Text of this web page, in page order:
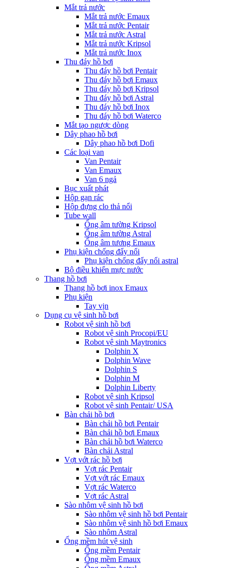
Mắt trả nước
Mắt trả nước Emaux
Mắt trả nước Pentair
Mắt trả nước Astral
Mắt trả nước Kripsol
Mắt trả nước Inox
Thu đáy hồ bơi
Thu đáy hồ bơi Pentair
Thu đáy hồ bơi Emaux
Thu đáy hồ bơi Kripsol
Thu đáy hồ bơi Astral
Thu đáy hồ bơi Inox
Thu đáy hồ bơi Waterco
Mắt tạo ngược dòng
Dây phao hồ bơi
Dây phao hồ bơi Dofi
Các loại van
Van Pentair
Van Emaux
Van 6 ngả
Bục xuất phát
Hộp gạn rác
Hộp đựng clo thả nổi
Tube wall
Ống âm tường Kripsol
Ống âm tường Astral
Ống âm tương Emaux
Phụ kiện chống đẩy nổi
Phụ kiện chống đẩy nổi astral
Bộ điều khiển mực nước
Thang hồ bơi
Thang hồ bơi inox Emaux
Phụ kiện
Tay vịn
Dụng cụ vệ sinh hồ bơi
Robot vệ sinh hồ bơi
Robot vệ sinh Procopi/EU
Robot vệ sinh Maytronics
Dolphin X
Dolphin Wave
Dolphin S
Dolphin M
Dolphin Liberty
Robot vệ sinh Kripsol
Robot vệ sinh Pentair/ USA
Bàn chải hồ bơi
Bàn chải hồ bơi Pentair
Bàn chải hồ bơi Emaux
Bàn chải hồ bơi Waterco
Bàn chải Astral
Vợt vớt rác hồ bơi
Vợt rác Pentair
Vợt vớt rác Emaux
Vợt rác Waterco
Vợt rác Astral
Sào nhôm vệ sinh hồ bơi
Sào nhôm vệ sinh hồ bơi Pentair
Sào nhôm vệ sinh hồ bơi Emaux
Sào nhôm Astral
Ống mềm hút vệ sinh
Ống mềm Pentair
Ống mềm Emaux